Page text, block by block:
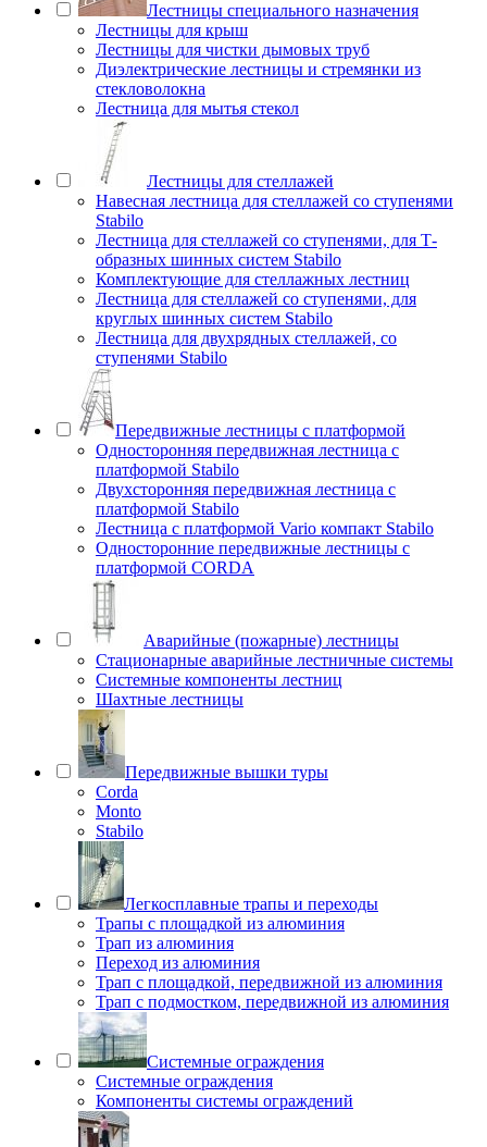
Лестницы специального назначения
Лестницы для крыш
Лестницы для чистки дымовых труб
Диэлектрические лестницы и стремянки из
стекловолокна
Лестница для мытья стекол
Лестницы для стеллажей
Навесная лестница для стеллажей со ступенями
Stabilo
Лестница для стеллажей со ступенями, для Т-
образных шинных систем Stabilo
Комплектующие для стеллажных лестниц
Лестница для стеллажей со ступенями, для
круглых шинных систем Stabilo
Лестница для двухрядных стеллажей, со
ступенями Stabilo
Передвижные лестницы с платформой
Односторонняя передвижная лестница с
платформой Stabilo
Двухсторонняя передвижная лестница с
платформой Stabilo
Лестница с платформой Vario компакт Stabilo
Односторонние передвижные лестницы с
платформой CORDA
Аварийные (пожарные) лестницы
Стационарные аварийные лестничные системы
Системные компоненты лестниц
Шахтные лестницы
Передвижные вышки туры
Corda
Monto
Stabilo
Легкосплавные трапы и переходы
Трапы с площадкой из алюминия
Трап из алюминия
Переход из алюминия
Трап с площадкой, передвижной из алюминия
Трап с подмостком, передвижной из алюминия
Системные ограждения
Системные ограждения
Компоненты системы ограждений